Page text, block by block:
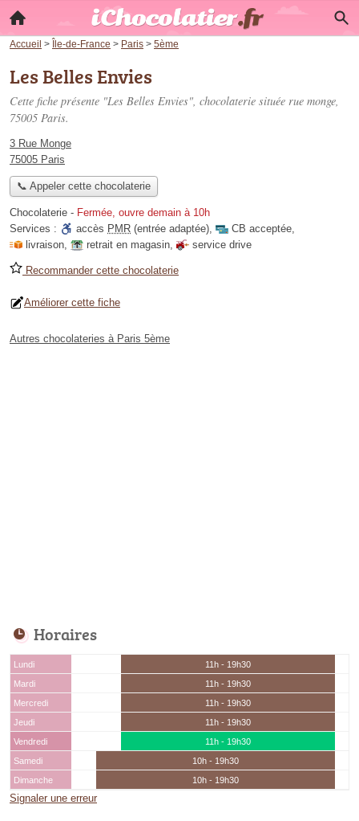
Accueil > Île-de-France > Paris > 5ème
Les Belles Envies
Cette fiche présente "Les Belles Envies", chocolaterie située rue monge,
75005 Paris.
3 Rue Monge
75005 Paris
📞 Appeler cette chocolaterie
Chocolaterie - Fermée, ouvre demain à 10h
Services :
accès PMR (entrée adaptée), CB acceptée,
livraison, retrait en magasin, service drive
Recommander cette chocolaterie
Améliorer cette fiche
Autres chocolateries à Paris 5ème
Horaires
Lundi
11h - 19h30
Mardi
11h - 19h30
Mercredi
11h - 19h30
Jeudi
11h - 19h30
Vendredi
11h - 19h30
Samedi
10h - 19h30
Dimanche
10h - 19h30
Signaler une erreur